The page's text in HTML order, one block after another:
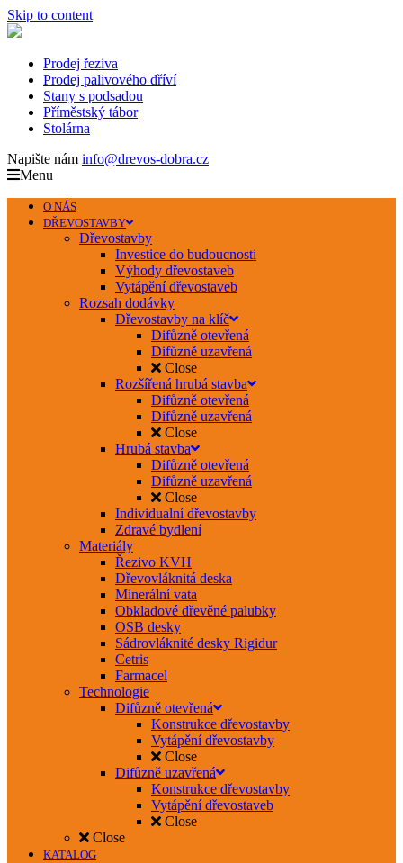
Skip to content
Prodej řeziva
Prodej palivového dříví
Stany s podsadou
Příměstský tábor
Stolárna
Napište nám info@drevos-dobra.cz
Menu
O NÁS
DŘEVOSTAVBY
Dřevostavby
Investice do budoucnosti
Výhody dřevostaveb
Vytápění dřevostaveb
Rozsah dodávky
Dřevostavby na klíč
Difůzně otevřená
Difůzně uzavřená
Close
Rozšířená hrubá stavba
Difůzně otevřená
Difůzně uzavřená
Close
Hrubá stavba
Difůzně otevřená
Difůzně uzavřená
Close
Individualní dřevostavby
Zdravé bydlení
Materiály
Řezivo KVH
Dřevovláknitá deska
Minerální vata
Obkladové dřevěné palubky
OSB desky
Sádrovláknité desky Rigidur
Cetris
Farmacel
Technologie
Difůzně otevřená
Konstrukce dřevostavby
Vytápění dřevostavby
Close
Difůzně uzavřená
Konstrukce dřevostavby
Vytápění dřevostaveb
Close
Close
KATALOG